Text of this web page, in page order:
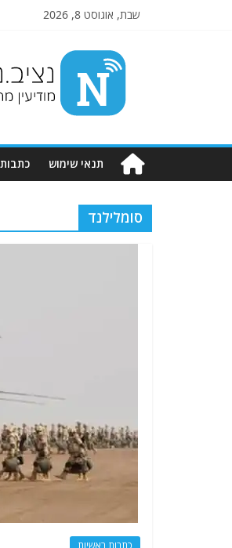
שבת, אוגוסט 8, 2026
מודיעין
מהמקורות
תנאי שימוש
סומלילנד
כתבות ראשיות